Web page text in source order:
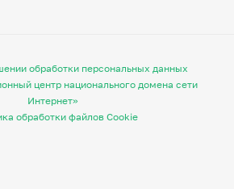
обработки персональных данных
центр национального домена сети
Интернет»
обработки файлов Cookie